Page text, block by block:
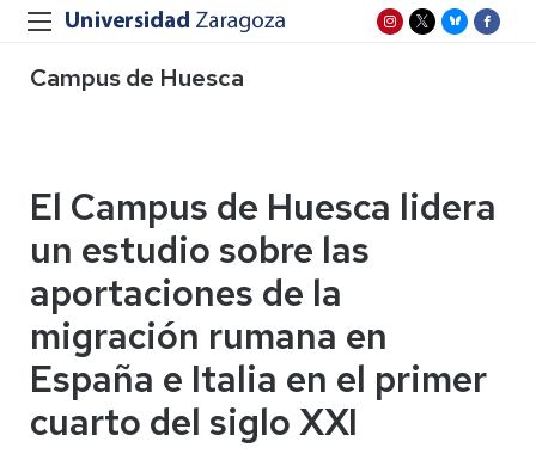
Campus de Huesca
El Campus de Huesca lidera
un estudio sobre las
aportaciones de la
migración rumana en
España e Italia en el primer
cuarto del siglo XXI